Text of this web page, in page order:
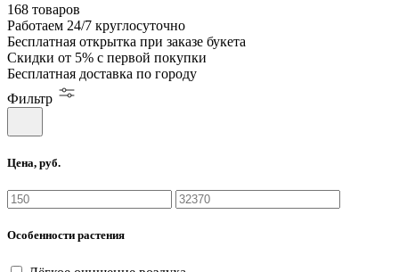
168 товаров
Работаем 24/7 круглосуточно
Бесплатная открытка при заказе букета
Скидки от 5% с первой покупки
Бесплатная доставка по городу
Фильтр
Цена, руб.
Особенности растения